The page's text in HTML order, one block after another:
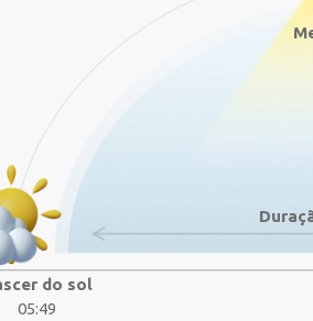
do sol
05:49